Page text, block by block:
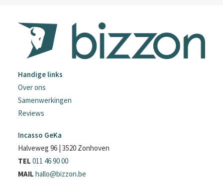
Handige links
Over ons
Samenwerkingen
Reviews
Incasso GeKa
Halveweg 96 | 3520 Zonhoven
TEL 011 46 90 00
MAIL hallo@bizzon.be